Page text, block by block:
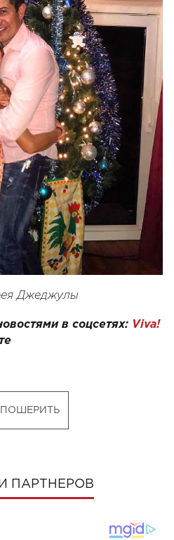
Джеджулы
в соцсетях: Viva!
ПОШЕРИТЬ
ПАРТНЕРОВ